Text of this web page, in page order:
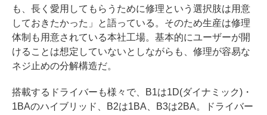
も、長く愛用してもらうために修理という選択肢は用意
しておきたかった」と語っている。そのため生産は修理
体制も用意されている本社工場。基本的にユーザーが開
けることは想定していないとしながらも、修理が容易な
ネジ止めの分解構造だ。
搭載するドライバーも様々で、B1は1D(ダイナミック)・
1BAのハイブリッド、B2は1BA、B3は2BA。ドライバー